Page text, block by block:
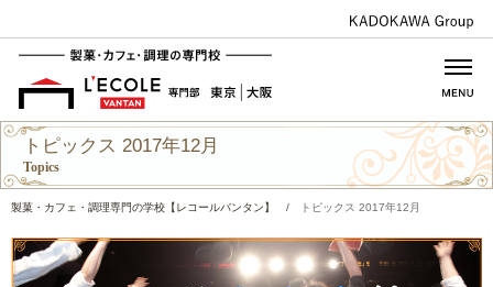
トピックス 2017年12月
Topics
製菓・カフェ・調理専門の学校【レコールバンタン】 / トピックス 2017年12月